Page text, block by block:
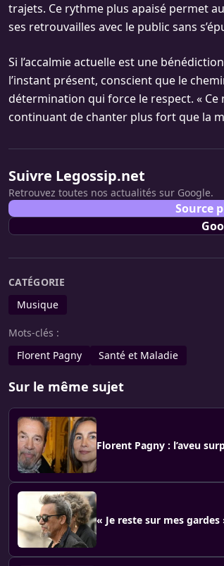
trajets. Ce rythme plus apaisé permet
ses retrouvailles avec le public sans
Si l’accalmie actuelle est une
l’instant présent, conscient que le
détermination qui force le respect. « Ce
continuant de chanter plus fort que la
Suivre Legossip.net
Retrouvez toutes nos actualités sur Google.
Source
CATÉGORIE
Musique
Mots-clés :
Florent Pagny
Santé et Maladie
Sur le même sujet
Florent Pagny : l’aveu
« Je reste sur mes